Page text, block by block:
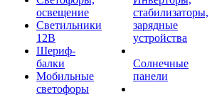
освещение
Светильники
12В
Шериф-
балки
Мобильные
светофоры
стабилизаторы,
зарядные
устройства
Солнечные
панели